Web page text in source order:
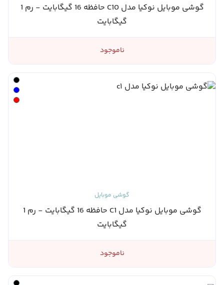
گوشی موبایل نوکیا مدل C10 حافظه 16 گیگابایت - رم 1
گیگابایت
ناموجود
گوشی موبایل
گوشی موبایل نوکیا مدل C1 حافظه 16 گیگابایت - رم 1
گیگابایت
ناموجود